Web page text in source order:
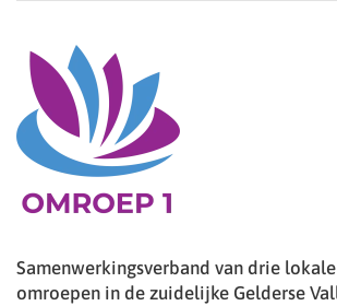
Samenwerkingsverband van drie
omroepen in de zuidelijke Gelderse